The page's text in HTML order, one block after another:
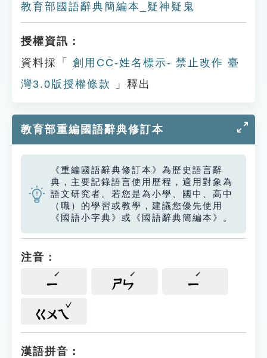
教育部國語辭典簡編本_疑神疑鬼
授權資訊：
資料採「
創用CC-姓名標示- 禁止改作 臺
灣3.0版授權條款
」釋出
教育部重編國語辭典修訂本
《重編國語辭典修訂本》為歷史語言辭
典，主要記錄語言使用歷程，適用對象為
語文研究者。若您是為小學、國中、高中
（職）的學習或教學，建議您優先使用
《國語小字典》或《國語辭典簡編本》。
注音：
ㄧ ㄕㄣ ㄧ
ㄍㄨㄟ
漢語拼音：